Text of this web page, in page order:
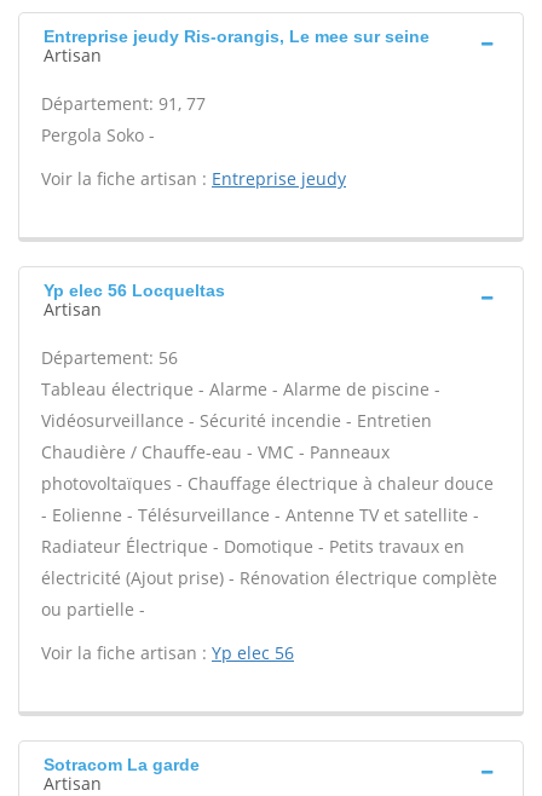
Entreprise jeudy Ris-orangis, Le mee sur seine
Artisan
Département: 91, 77
Pergola Soko -
Voir la fiche artisan : Entreprise jeudy
Yp elec 56 Locqueltas
Artisan
Département: 56
Tableau électrique - Alarme - Alarme de piscine -
Vidéosurveillance - Sécurité incendie - Entretien
Chaudière / Chauffe-eau - VMC - Panneaux
photovoltaïques - Chauffage électrique à chaleur douce
- Eolienne - Télésurveillance - Antenne TV et satellite -
Radiateur Électrique - Domotique - Petits travaux en
électricité (Ajout prise) - Rénovation électrique complète
ou partielle -
Voir la fiche artisan : Yp elec 56
Sotracom La garde
Artisan